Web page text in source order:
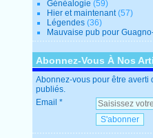
Généalogie (59)
Hier et maintenant(57)
Légendes (36)
Mauvaise pub pour
Abonnez-Vous À Nos
Abonnez-vous pour être averti
publiés.
Email